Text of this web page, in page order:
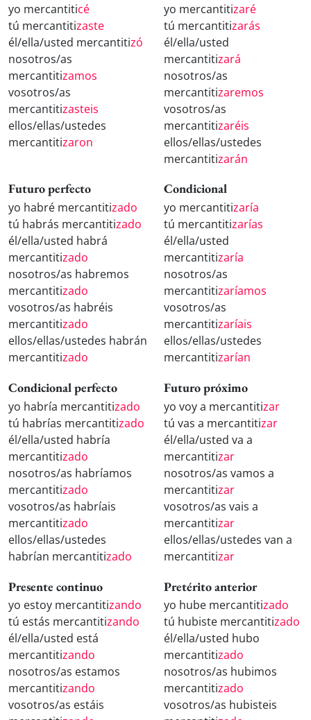
yo mercantiticé
tú mercantitizaste
él/ella/usted mercantitizó
nosotros/as
mercantitizamos
vosotros/as
mercantitizasteis
ellos/ellas/ustedes
mercantitizaron
yo mercantitizaré
tú mercantitizarás
él/ella/usted
mercantitizará
nosotros/as
mercantitizaremos
vosotros/as
mercantitizaréis
ellos/ellas/ustedes
mercantitizarán
Futuro perfecto
yo habré mercantitizado
tú habrás mercantitizado
él/ella/usted habrá
mercantitizado
nosotros/as habremos
mercantitizado
vosotros/as habréis
mercantitizado
ellos/ellas/ustedes habrán
mercantitizado
Condicional
yo mercantitizaría
tú mercantitizarías
él/ella/usted
mercantitizaría
nosotros/as
mercantitizaríamos
vosotros/as
mercantitizaríais
ellos/ellas/ustedes
mercantitizarían
Condicional perfecto
yo habría mercantitizado
tú habrías mercantitizado
él/ella/usted habría
mercantitizado
nosotros/as habríamos
mercantitizado
vosotros/as habríais
mercantitizado
ellos/ellas/ustedes
habrían mercantitizado
Futuro próximo
yo voy a mercantitizar
tú vas a mercantitizar
él/ella/usted va a
mercantitizar
nosotros/as vamos a
mercantitizar
vosotros/as vais a
mercantitizar
ellos/ellas/ustedes van a
mercantitizar
Presente continuo
yo estoy mercantitizando
tú estás mercantitizando
él/ella/usted está
mercantitizando
nosotros/as estamos
mercantitizando
vosotros/as estáis
Pretérito anterior
yo hube mercantitizado
tú hubiste mercantitizado
él/ella/usted hubo
mercantitizado
nosotros/as hubimos
mercantitizado
vosotros/as hubisteis